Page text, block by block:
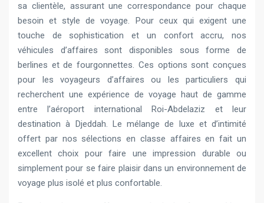
sa clientèle, assurant une correspondance pour chaque
besoin et style de voyage. Pour ceux qui exigent une
touche de sophistication et un confort accru, nos
véhicules d’affaires sont disponibles sous forme de
berlines et de fourgonnettes. Ces options sont conçues
pour les voyageurs d’affaires ou les particuliers qui
recherchent une expérience de voyage haut de gamme
entre l’aéroport international Roi-Abdelaziz et leur
destination à Djeddah. Le mélange de luxe et d’intimité
offert par nos sélections en classe affaires en fait un
excellent choix pour faire une impression durable ou
simplement pour se faire plaisir dans un environnement de
voyage plus isolé et plus confortable.